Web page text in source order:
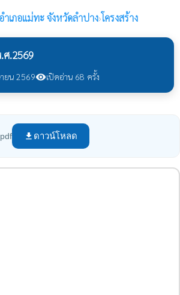
อำเภอแม่ทะ จังหวัดลำปาง›โครงสร้าง
ศ.2569
ยน 2569visibilityเปิดอ่าน 68 ครั้ง
file_download ดาวน์โหลด